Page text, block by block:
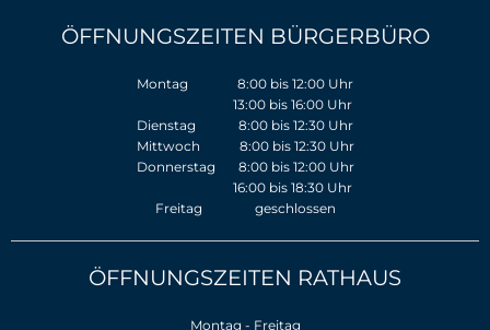
ÖFFNUNGSZEITEN BÜRGERBÜRO
Montag 8:00 bis 12:00 Uhr
13:00 bis 16:00 Uhr
Dienstag 8:00 bis 12:30 Uhr
Mittwoch 8:00 bis 12:30 Uhr
Donnerstag 8:00 bis 12:00 Uhr
16:00 bis 18:30 Uhr
Freitag geschlossen
ÖFFNUNGSZEITEN RATHAUS
Montag - Freitag